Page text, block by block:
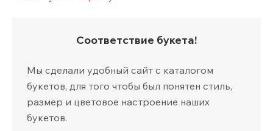
Соответствие букета!
Мы сделали удобный сайт с каталогом
букетов, для того чтобы был понятен стиль,
размер и цветовое настроение наших
букетов.